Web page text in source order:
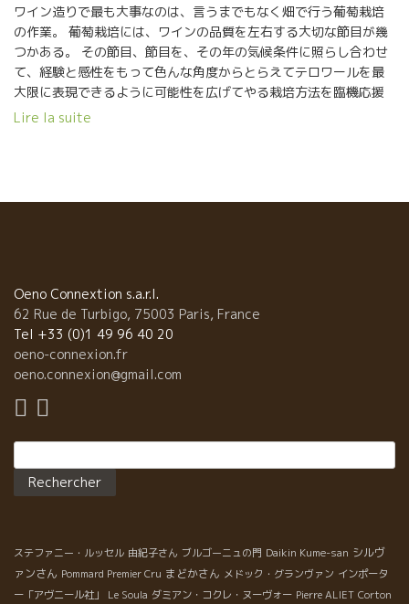
ワイン造りで最も大事なのは、言うまでもなく畑で行う葡萄栽培
の作業。 葡萄栽培には、ワインの品質を左右する大切な節目が幾
つかある。 その節目、節目を、その年の気候条件に照らし合わせ
て、経験と感性をもって色んな角度からとらえてテロワールを最
大限に表現できるように可能性を広げてやる栽培方法を臨機応援
にやり繰りすることが大切。 これがジャンクロード・ラパリュが
ナのお蔭で、訪問者が少なく、訪問者の対応で作業が遅れるとい
うことがなくほぼ完璧にできた年だ。 それにしても、2020年は、
またしても超特殊なミレジムとなった。 5，6月の開花時の天候不
良で、結実に時間がかかりミルランデーズといわれる小さい粒の
葡萄が育った年。 7，8月の40度を超す猛暑と乾燥の年。特に西日
がシワシワになって糖度も濃縮して、酸も同時に濃縮している葡
Lapalu醸造の古木のあるオー・フォルトの畑では果実の濃縮度が
高かった。 2020年のオー・フォルトは名前どうりフォルト（力強
継がれるミレジムとなるでしょう。 超期待のミレジムです。 ★さ
て、2020年ミレジムのヌーヴォーはどんな感じ？？ ヌーヴォー
は、ヌーヴォーらしく仕上げる為に早く収穫したり、標高が高い
Lire la suite
Oeno Connextion s.a.r.l.
62 Rue de Turbigo, 75003 Paris, France
Tel +33 (0)1 49 96 40 20
oeno-connexion.fr
oeno.connexion@gmail.com
ステファニー・ルッセル 由紀子さん ブルゴーニュの門 Daikin Kume-san シルヴ
ァンさん Pommard Premier Cru まどかさん メドック・グランヴァン インポータ
ー「アヴニール社」
Le Soula ダミアン・コクレ・ヌーヴォー Pierre ALIET Corton